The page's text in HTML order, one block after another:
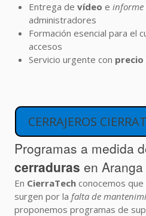
Entrega de vídeo e informe
administradores
Formación esencial para el
accesos
Servicio urgente con
CERRAJEROS
Programas a medida
cerraduras en Aranga
En CierraTech conocemos
surgen por la falta de
proponemos programas de